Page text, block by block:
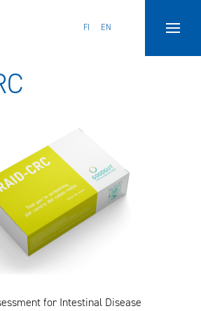
FI EN
for Intestinal Disease